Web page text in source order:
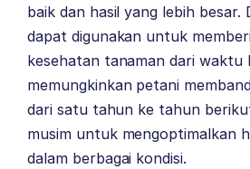
baik dan hasil yang lebih besar.
dapat digunakan untuk
kesehatan tanaman dari waktu
memungkinkan petani
dari satu tahun ke tahun
musim untuk mengoptimalkan
dalam berbagai kondisi.